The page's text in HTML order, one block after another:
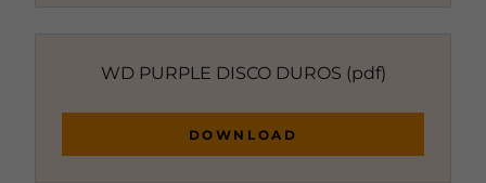
WD PURPLE DISCO DUROS (pdf)
DOWNLOAD